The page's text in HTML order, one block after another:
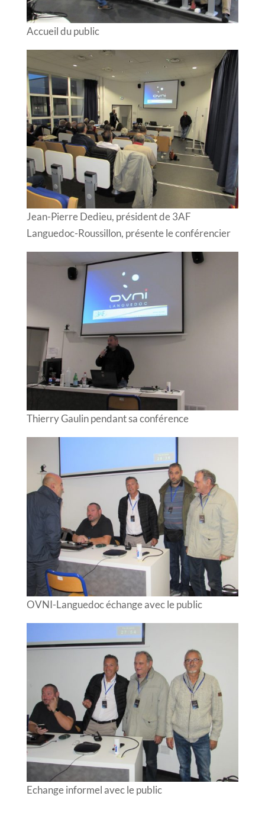
Accueil du public
Jean-Pierre Dedieu, président de 3AF
Languedoc-Roussillon, présente le conférencier
Thierry Gaulin pendant sa conférence
OVNI-Languedoc échange avec le public
Echange informel avec le public